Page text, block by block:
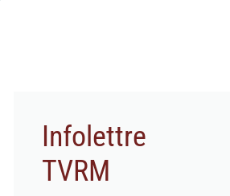
Infolettre
TVRM